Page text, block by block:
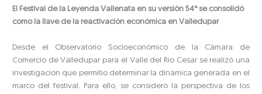
El Festival de la Leyenda Vallenata en su versión 54° se consolidó
como la llave de la reactivación económica en Valledupar
Desde el Observatorio Socioeconómico de la Cámara de
Comercio de Valledupar para el Valle del Río Cesar se realizó una
investigación que permitió determinar la dinámica generada en el
marco del festival. Para ello, se consideró la perspectiva de los